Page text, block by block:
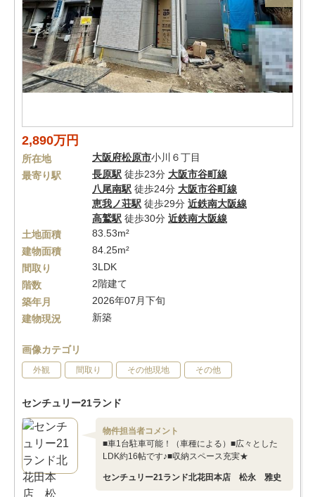
2,890万円
所在地 大阪府松原市小川６丁目
最寄り駅
長原駅 徒歩23分 大阪市谷町線
八尾南駅 徒歩24分 大阪市谷町線
恵我ノ荘駅 徒歩29分 近鉄南大阪線
高鷲駅 徒歩30分 近鉄南大阪線
土地面積
83.53m²
建物面積
84.25m²
間取り
3LDK
階数
2階建て
築年月
2026年07月下旬
建物現況
新築
画像カテゴリ
外観 間取り その他現地 その他
センチュリー21ランド
物件担当者コメント
■車1台駐車可能！（車種による）■広々とした
LDK約16帖です♪■収納スペース充実★
センチュリー21ランド北花田本店 松永 雅史